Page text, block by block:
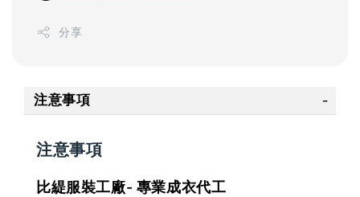
分享
注意事項
注意事項
比緹服裝工廠- 專業成衣代工